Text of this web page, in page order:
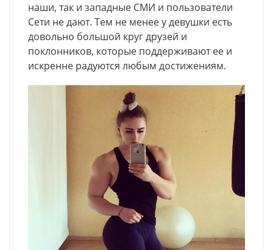
наши, так и западные СМИ и пользователи
Сети не дают. Тем не менее у девушки есть
довольно большой круг друзей и
поклонников, которые поддерживают ее и
искренне радуются любым достижениям.